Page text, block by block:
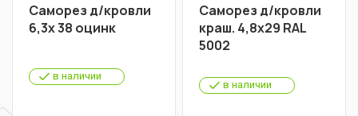
Саморез д/кровли
6,3х 38 оцинк
в наличии
Саморез д/кровли
краш. 4,8х29 RAL
5002
в наличии